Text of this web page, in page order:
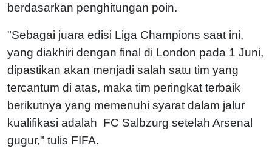
berdasarkan penghitungan poin.
"Sebagai juara edisi Liga Champions saat ini,
yang diakhiri dengan final di London pada 1 Juni,
dipastikan akan menjadi salah satu tim yang
tercantum di atas, maka tim peringkat terbaik
berikutnya yang memenuhi syarat dalam jalur
kualifikasi adalah FC Salbzurg setelah Arsenal
gugur," tulis FIFA.